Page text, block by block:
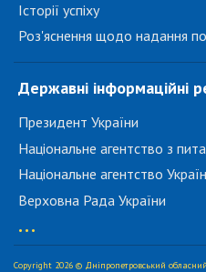
Історії успіху
Роз'яснення щодо надання
Державні інформаційні
Президент України
Національне агентство з
Національне агентство
Верховна Рада України
...
Copyright 2026 © Дніпропетровський